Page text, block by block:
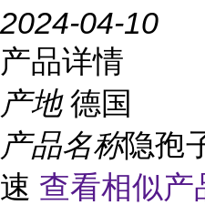
2024-04-10
产品详情
产地 德国
产品名称隐孢
速 查看相似